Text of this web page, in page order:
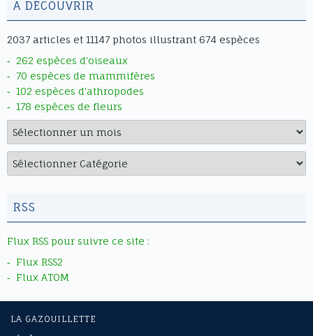
A DÉCOUVRIR
2037 articles et 11147 photos illustrant 674 espèces
262 espèces d'oiseaux
70 espèces de mammifères
102 espèces d'athropodes
178 espèces de fleurs
Archives
Catégories
RSS
Flux RSS pour suivre ce site :
Flux RSS2
Flux ATOM
LA GAZOUILLETTE